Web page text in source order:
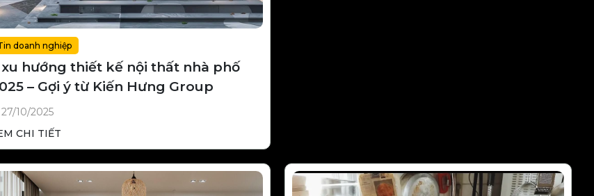
doanh nghiệp
xu hướng thiết kế nội thất nhà phố
– Gợi ý từ Kiến Hưng Group
27/10/2025
CHI TIẾT